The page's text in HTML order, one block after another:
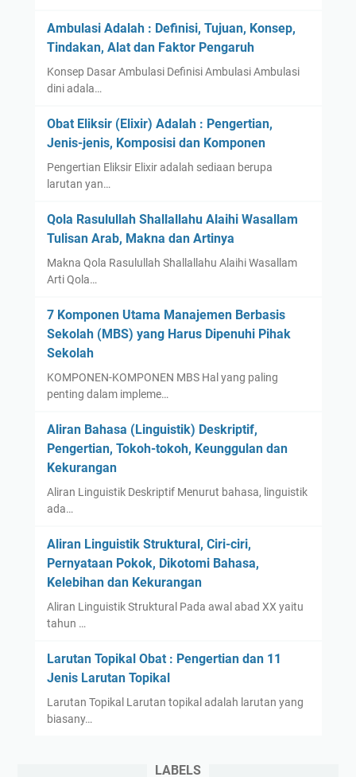
Ambulasi Adalah : Definisi, Tujuan, Konsep,
Tindakan, Alat dan Faktor Pengaruh
Konsep Dasar Ambulasi Definisi Ambulasi Ambulasi
dini adala…
Obat Eliksir (Elixir) Adalah : Pengertian,
Jenis-jenis, Komposisi dan Komponen
Pengertian Eliksir Elixir adalah sediaan berupa
larutan yan…
Qola Rasulullah Shallallahu Alaihi Wasallam
Tulisan Arab, Makna dan Artinya
Makna Qola Rasulullah Shallallahu Alaihi Wasallam
Arti Qola…
7 Komponen Utama Manajemen Berbasis
Sekolah (MBS) yang Harus Dipenuhi Pihak
Sekolah
KOMPONEN-KOMPONEN MBS Hal yang paling
penting dalam impleme…
Aliran Bahasa (Linguistik) Deskriptif,
Pengertian, Tokoh-tokoh, Keunggulan dan
Kekurangan
Aliran Linguistik Deskriptif Menurut bahasa, linguistik
ada…
Aliran Linguistik Struktural, Ciri-ciri,
Pernyataan Pokok, Dikotomi Bahasa,
Kelebihan dan Kekurangan
Aliran Linguistik Struktural Pada awal abad XX yaitu
tahun …
Larutan Topikal Obat : Pengertian dan 11
Jenis Larutan Topikal
Larutan Topikal Larutan topikal adalah larutan yang
biasany…
LABELS